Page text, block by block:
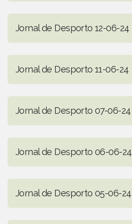
Jornal de Desporto 12-06-24
Jornal de Desporto 11-06-24
Jornal de Desporto 07-06-24
Jornal de Desporto 06-06-24
Jornal de Desporto 05-06-24